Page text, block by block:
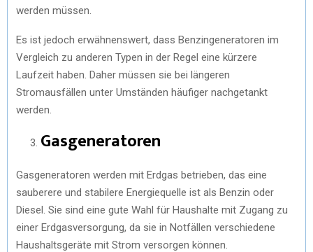
werden müssen.
Es ist jedoch erwähnenswert, dass Benzingeneratoren im
Vergleich zu anderen Typen in der Regel eine kürzere
Laufzeit haben. Daher müssen sie bei längeren
Stromausfällen unter Umständen häufiger nachgetankt
werden.
Gasgeneratoren
Gasgeneratoren werden mit Erdgas betrieben, das eine
sauberere und stabilere Energiequelle ist als Benzin oder
Diesel. Sie sind eine gute Wahl für Haushalte mit Zugang zu
einer Erdgasversorgung, da sie in Notfällen verschiedene
Haushaltsgeräte mit Strom versorgen können.